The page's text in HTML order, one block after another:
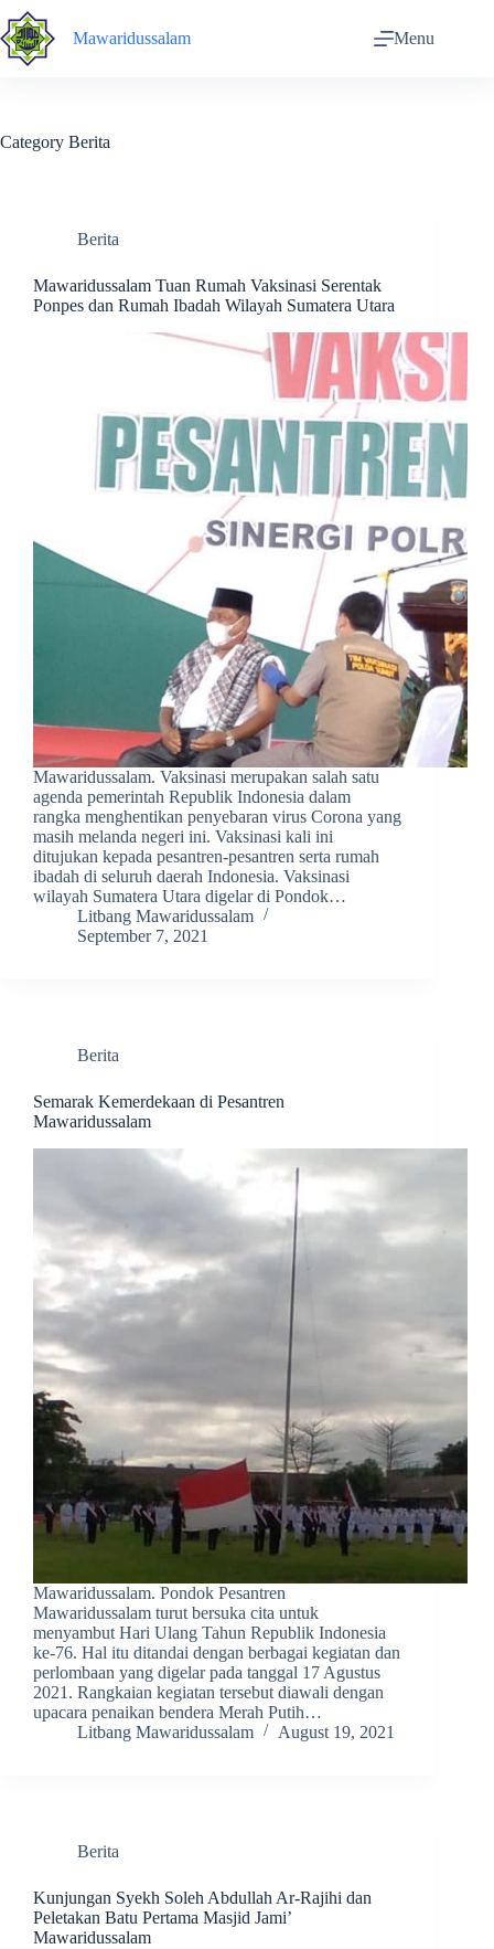
Skip
to
content
Mawaridussalam Menu
Category Berita
Berita
Mawaridussalam Tuan Rumah Vaksinasi Serentak
Ponpes dan Rumah Ibadah Wilayah Sumatera Utara
Mawaridussalam. Vaksinasi merupakan salah satu
agenda pemerintah Republik Indonesia dalam
rangka menghentikan penyebaran virus Corona yang
masih melanda negeri ini. Vaksinasi kali ini
ditujukan kepada pesantren-pesantren serta rumah
ibadah di seluruh daerah Indonesia. Vaksinasi
wilayah Sumatera Utara digelar di Pondok…
Litbang Mawaridussalam
September 7, 2021
Berita
Semarak Kemerdekaan di Pesantren
Mawaridussalam
Mawaridussalam. Pondok Pesantren
Mawaridussalam turut bersuka cita untuk
menyambut Hari Ulang Tahun Republik Indonesia
ke-76. Hal itu ditandai dengan berbagai kegiatan dan
perlombaan yang digelar pada tanggal 17 Agustus
2021. Rangkaian kegiatan tersebut diawali dengan
upacara penaikan bendera Merah Putih…
Litbang Mawaridussalam
August 19, 2021
Berita
Kunjungan Syekh Soleh Abdullah Ar-Rajihi dan
Peletakan Batu Pertama Masjid Jami’
Mawaridussalam